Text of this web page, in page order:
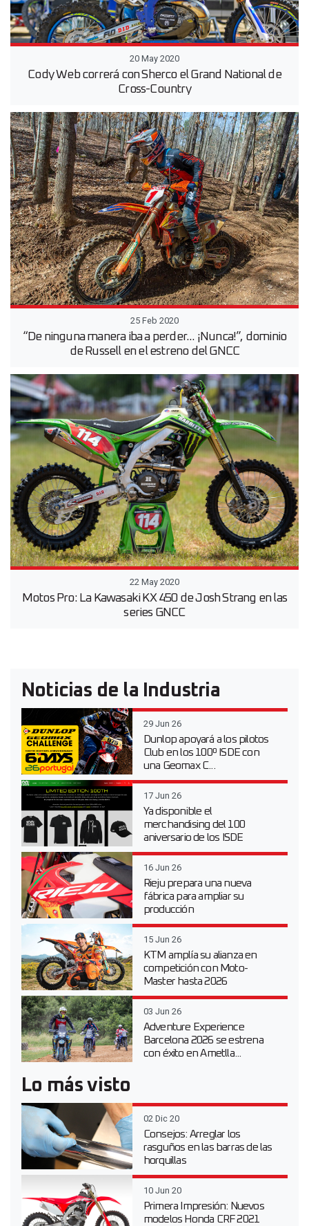
20 May 2020
Cody Web correrá con Sherco el Grand National de
Cross-Country
25 Feb 2020
“De ninguna manera iba a perder... ¡Nunca!”, dominio
de Russell en el estreno del GNCC
22 May 2020
Motos Pro: La Kawasaki KX 450 de Josh Strang en las
series GNCC
Noticias de la Industria
29 Jun 26
Dunlop apoyará a los pilotos
Club en los 100º ISDE con
una Geomax C...
17 Jun 26
Ya disponible el
merchandising del 100
aniversario de los ISDE
16 Jun 26
Rieju prepara una nueva
fábrica para ampliar su
producción
15 Jun 26
KTM amplía su alianza en
competición con Moto-
Master hasta 2026
03 Jun 26
Adventure Experience
Barcelona 2026 se estrena
con éxito en Ametlla...
Lo más visto
02 Dic 20
Consejos: Arreglar los
rasguños en las barras de las
horquillas
10 Jun 20
Primera Impresión: Nuevos
modelos Honda CRF 2021